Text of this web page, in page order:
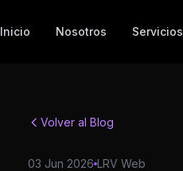
Inicio Nosotros Servicios
Volver al Blog
03 Jun 2026 LRV Web